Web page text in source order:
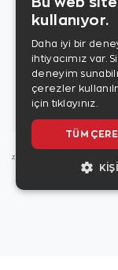
Zen
kullanıyor.
Daha iyi bir
ihtiyacımız var.
deneyim
çerezler
için tıklayınız.
TÜM